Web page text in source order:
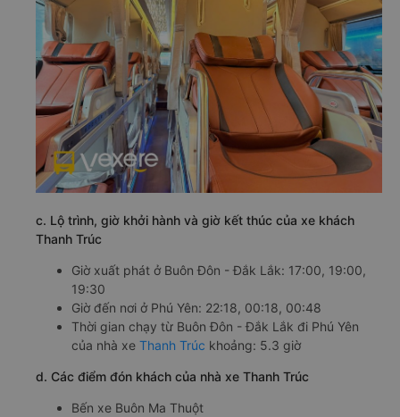
c. Lộ trình, giờ khởi hành và giờ kết thúc của xe khách
Thanh Trúc
Giờ xuất phát ở Buôn Đôn - Đắk Lắk: 17:00, 19:00,
19:30
Giờ đến nơi ở Phú Yên: 22:18, 00:18, 00:48
Thời gian chạy từ Buôn Đôn - Đắk Lắk đi Phú Yên
của nhà xe Thanh Trúc khoảng: 5.3 giờ
d. Các điểm đón khách của nhà xe Thanh Trúc
Bến xe Buôn Ma Thuột